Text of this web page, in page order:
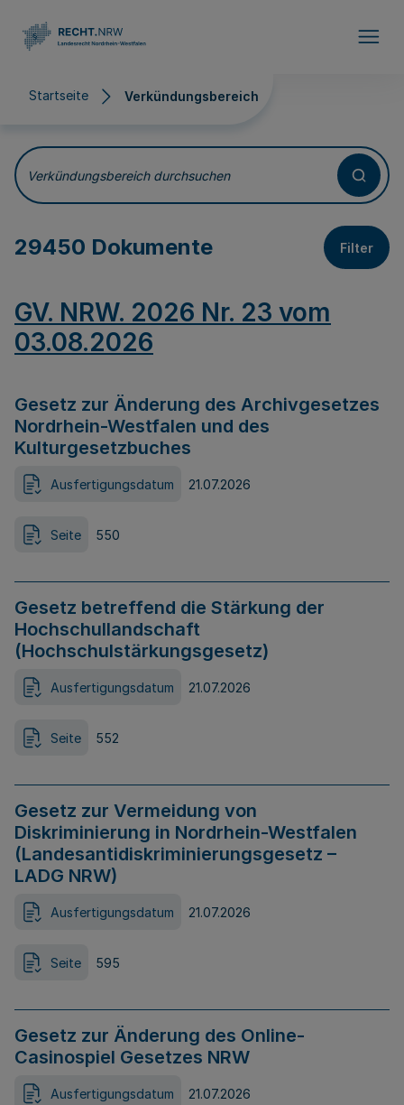
Startseite Verkündungsbereich
Verkündungsbereich
Verkündungsbereich durchsuchen
29450 Dokumente Filter
GV. NRW. 2026 Nr. 23 vom
03.08.2026
Gesetz zur Änderung des Archivgesetzes
Nordrhein-Westfalen und des
Kulturgesetzbuches
Ausfertigungsdatum 21.07.2026
Seite 550
Gesetz betreffend die Stärkung der
Hochschullandschaft
(Hochschulstärkungsgesetz)
Ausfertigungsdatum 21.07.2026
Seite 552
Gesetz zur Vermeidung von
Diskriminierung in Nordrhein-Westfalen
(Landesantidiskriminierungsgesetz –
LADG NRW)
Ausfertigungsdatum 21.07.2026
Seite 595
Gesetz zur Änderung des Online-
Casinospiel Gesetzes NRW
Ausfertigungsdatum 21.07.2026